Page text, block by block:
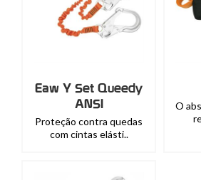
Eaw Y Set Queedy
ANSI
Proteção contra quedas
com cintas elásti..
O